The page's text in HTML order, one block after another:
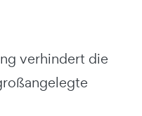
verhindert die